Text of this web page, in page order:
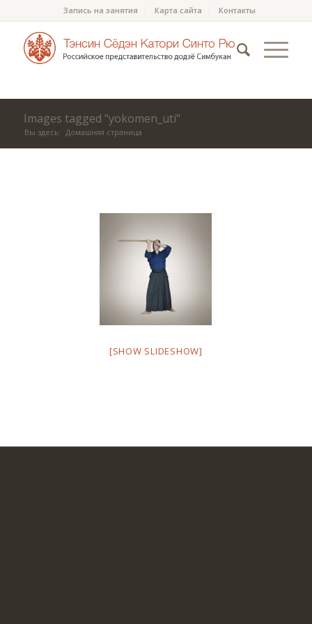
Запись на занятия Карта сайта Контакты
Images tagged "yokomen_uti"
Вы здесь: Домашняя страница
[SHOW SLIDESHOW]